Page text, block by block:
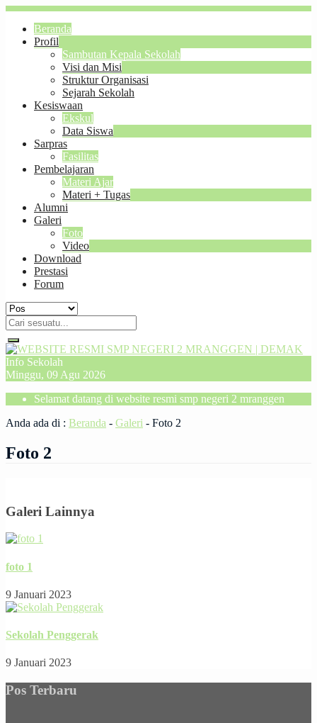
Beranda
Profil
Sambutan Kepala Sekolah
Visi dan Misi
Struktur Organisasi
Sejarah Sekolah
Kesiswaan
Ekskul
Data Siswa
Sarpras
Fasilitas
Pembelajaran
Materi Ajar
Materi + Tugas
Alumni
Galeri
Foto
Video
Download
Prestasi
Forum
Info Sekolah
Minggu, 09 Agu 2026
Selamat datang di website resmi smp negeri 2 mranggen
Anda ada di : Beranda - Galeri - Foto 2
Foto 2
Galeri Lainnya
foto 1
9 Januari 2023
Sekolah Penggerak
9 Januari 2023
Pos Terbaru